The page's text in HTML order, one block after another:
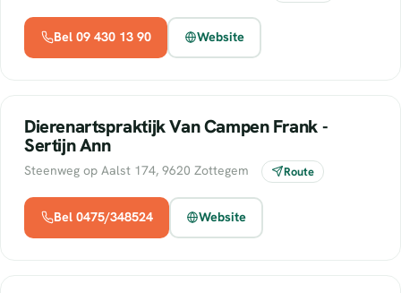
Bel 09 430 13 90 Website
Dierenartspraktijk Van Campen Frank -
Sertijn Ann
Steenweg op Aalst 174, 9620 Zottegem Route
Bel 0475/348524 Website